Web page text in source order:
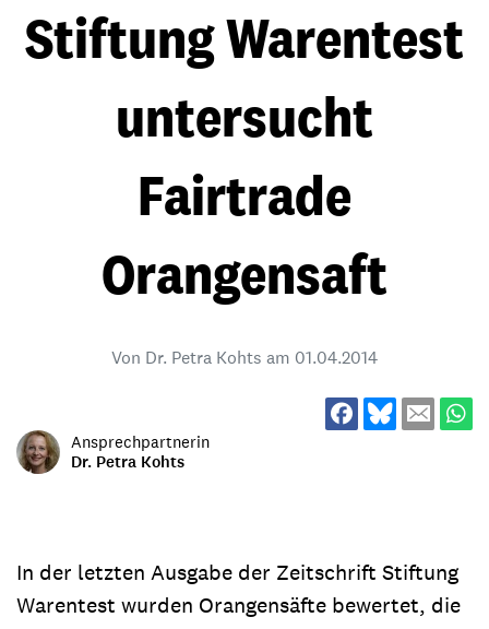
Stiftung Warentest
untersucht
Fairtrade
Orangensaft
Von Dr. Petra Kohts am 01.04.2014
Ansprechpartnerin
Dr. Petra Kohts
In der letzten Ausgabe der Zeitschrift Stiftung
Warentest wurden Orangensäfte bewertet, die